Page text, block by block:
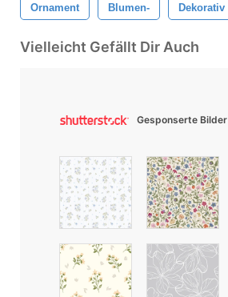
Ornament Blumen- Dekorativ
Vielleicht Gefällt Dir Auch
Gesponserte Bilder